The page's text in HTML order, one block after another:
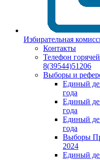
Избирательная
Контакты
Телефон
8(39544)51206
Выборы и
Единый
года
Единый
года
Единый
года
Выборы
2024
Единый